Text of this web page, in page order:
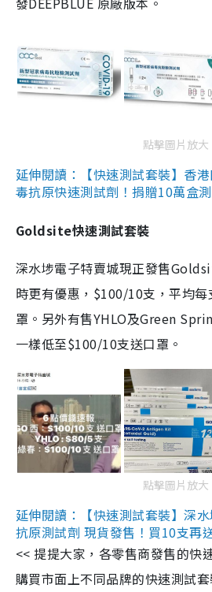
點擊圖片放大
延伸閱讀：【快速測試套裝】香
毒抗原快速測試劑！捐贈10萬盒
Goldsite快速測試套裝
深水埗電子特賣城現正發售
時更有優惠，$100/10支，平均
罩。另外有售YHLO及Green
一樣低至$100/10支送口罩。
點擊圖片放大
延伸閱讀：【快速測試套裝】深
抗原測試劑 現貨發售！買10支再
<< 提提大家，各零售商發售的快
購買市面上不同品牌的快速測試